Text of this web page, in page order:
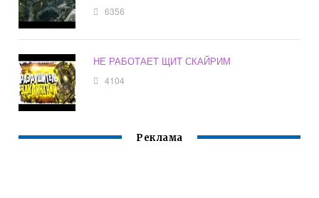
6356
НЕ РАБОТАЕТ ЩИТ СКАЙРИМ
4104
Реклама